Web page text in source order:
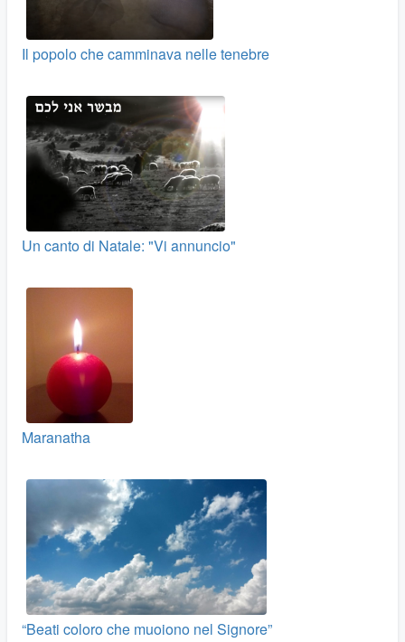
Il popolo che camminava nelle tenebre
Un canto di Natale: "Vi annuncio"
Maranatha
“Beati coloro che muoiono nel Signore”